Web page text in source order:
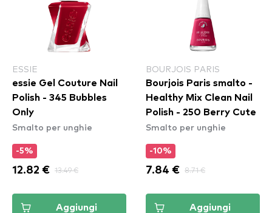
ESSIE
essie Gel Couture Nail
Polish - 345 Bubbles
Only
Smalto per unghie
-5%
12.82 € 13.49 €
Aggiungi
BOURJOIS PARIS
Bourjois Paris smalto -
Healthy Mix Clean Nail
Polish - 250 Berry Cute
Smalto per unghie
-10%
7.84 € 8.71 €
Aggiungi